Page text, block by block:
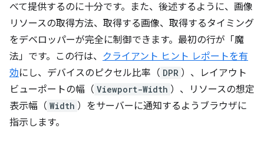
べて提供するのに十分です。また、後述するように、画像
リソースの取得方法、取得する画像、取得するタイミング
をデベロッパーが完全に制御できます。最初の行が「魔
法」です。この行は、 クライアント ヒント レポートを有
効にし、デバイスのピクセル比率（ DPR ）、レイアウト
ビューポートの幅（ Viewport-Width ）、リソースの想定
表示幅（ Width ）をサーバーに通知するようブラウザに
指示します。